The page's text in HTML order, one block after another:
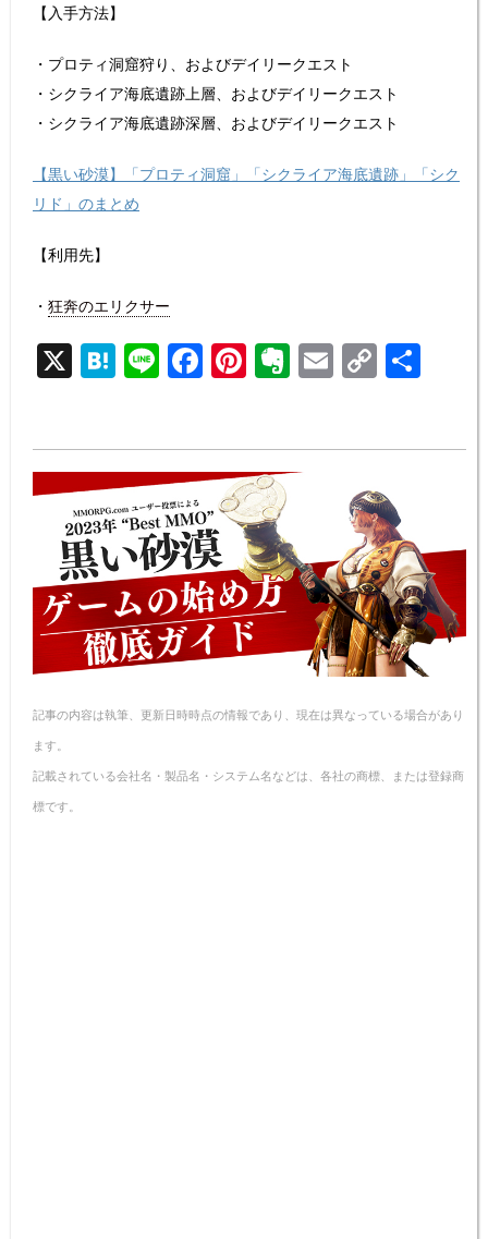
【入手方法】
・プロティ洞窟狩り、およびデイリークエスト
・シクライア海底遺跡上層、およびデイリークエスト
・シクライア海底遺跡深層、およびデイリークエスト
【黒い砂漠】「プロティ洞窟」「シクライア海底遺跡」「シク
リド」のまとめ
【利用先】
・ 狂奔のエリクサー
X H
at
n
a
Li
n
F
a
e
b
o
o
k
Pi
nt
e
st
E
v
n
e
E
m
C
o
y
Li
n
k
記事の内容は執筆、更新日時時点の情報であり、現在は異なっている場合があり
ます。
記載されている会社名・製品名・システム名などは、各社の商標、または登録商
標です。